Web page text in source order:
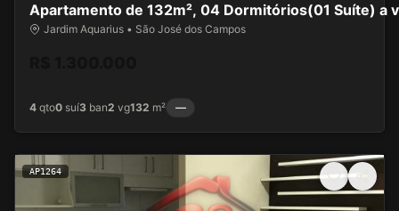
Jardim Aquarius • São José dos Campos
4 qto0 suí3 ban2 vg132 m² —
AP1264